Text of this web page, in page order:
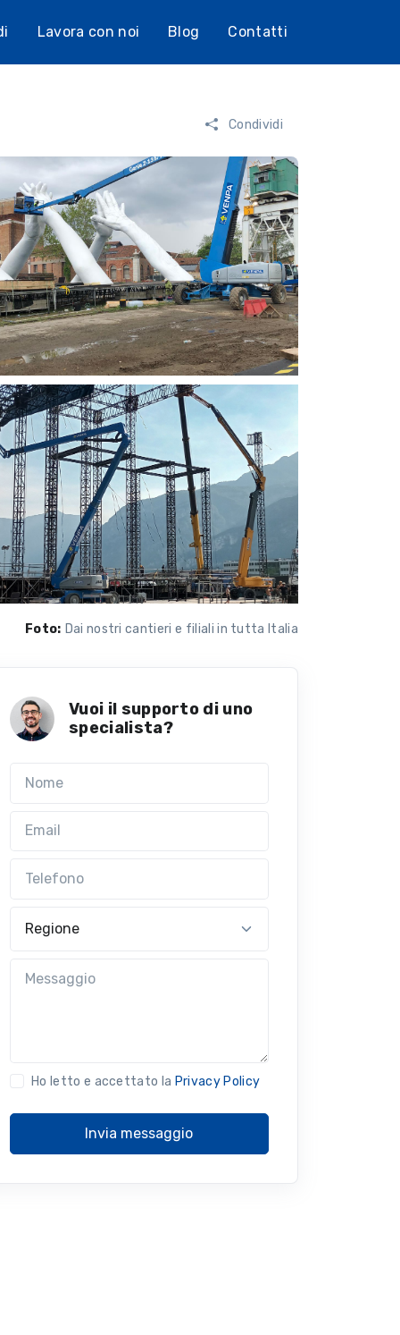
Lavora con noi Blog Contatti
Condividi
Foto: Dai nostri cantieri e filiali in tutta Italia
Vuoi il supporto di uno
specialista?
Ho letto e accettato la Privacy Policy
Invia messaggio